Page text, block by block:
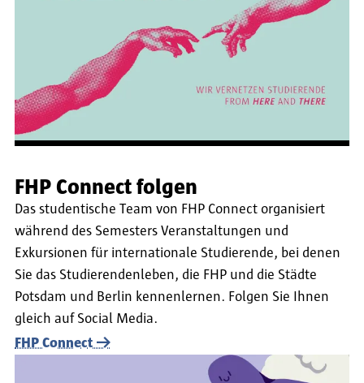
FHP Connect folgen
Das studentische Team von FHP Connect organisiert
während des Semesters Veranstaltungen und
Exkursionen für internationale Studierende, bei denen
Sie das Studierendenleben, die FHP und die Städte
Potsdam und Berlin kennenlernen. Folgen Sie Ihnen
gleich auf Social Media.
FHP Connect